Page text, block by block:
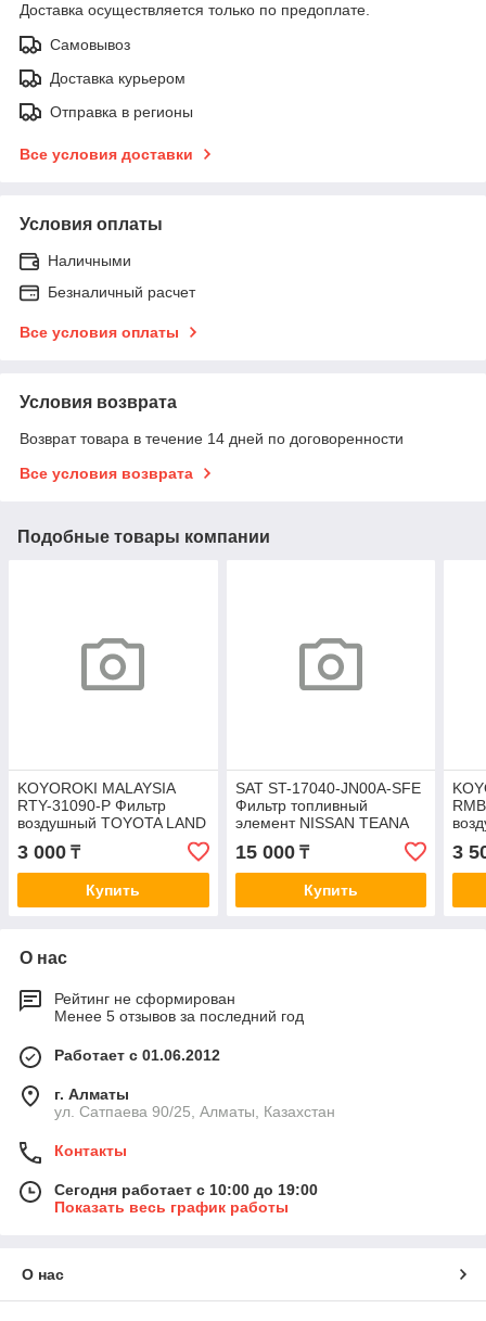
Доставка осуществляется только по предоплате.
Самовывоз
Доставка курьером
Отправка в регионы
Все условия доставки
Условия оплаты
Наличными
Безналичный расчет
Все условия оплаты
Условия возврата
Возврат товара в течение 14 дней по договоренности
Все условия возврата
Подобные товары компании
KOYOROKI MALAYSIA
RTY-31090-P Фильтр
воздушный TOYOTA LAND
CRUISER J120 PRADO 02-
09 A1011
3 000 ₸
Купить
SAT ST-17040-JN00A-SFE
Фильтр топливный
элемент NISSAN TEANA
15 000₸
Купить
\
07-
3
О нас
Рейтинг не сформирован
Менее 5 отзывов за последний год
Работает с 01.06.2012
г. Алматы
ул. Сатпаева 90/25, Алматы, Казахстан
Контакты
Сегодня работает с 10:00 до 19:00
Показать весь график работы
О нас